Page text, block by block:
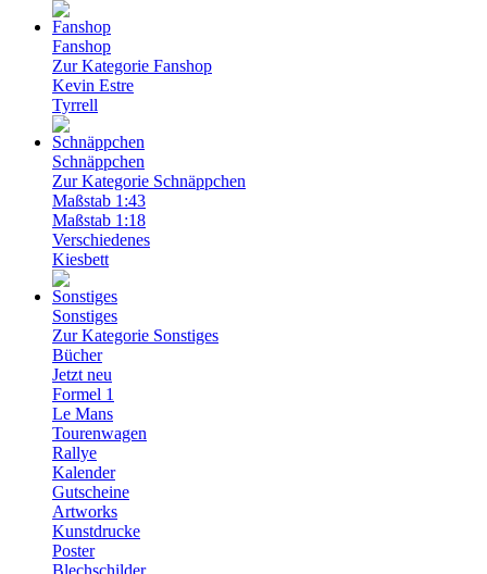
Fanshop
Zur Kategorie Fanshop
Kevin Estre
Tyrrell
Schnäppchen
Zur Kategorie Schnäppchen
Maßstab 1:43
Maßstab 1:18
Verschiedenes
Kiesbett
Sonstiges
Zur Kategorie Sonstiges
Bücher
Jetzt neu
Formel 1
Le Mans
Tourenwagen
Rallye
Kalender
Gutscheine
Artworks
Kunstdrucke
Poster
Blechschilder